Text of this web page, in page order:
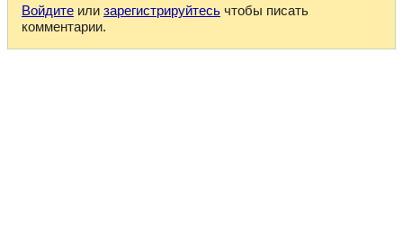
Войдите или зарегистрируйтесь чтобы писать
комментарии.